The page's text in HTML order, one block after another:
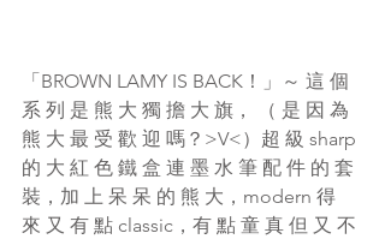
「BROWN LAMY IS BACK！」～ 這 個
系 列 是 熊 大 獨 擔 大 旗， （ 是 因 為
熊 大 最 受 歡 迎 嗎？>V<）超 級 sharp
的 大 紅 色 鐵 盒 連 墨 水 筆 配 件 的 套
裝，加 上 呆 呆 的 熊 大，modern 得
來 又 有 點 classic，有 點 童 真 但 又 不